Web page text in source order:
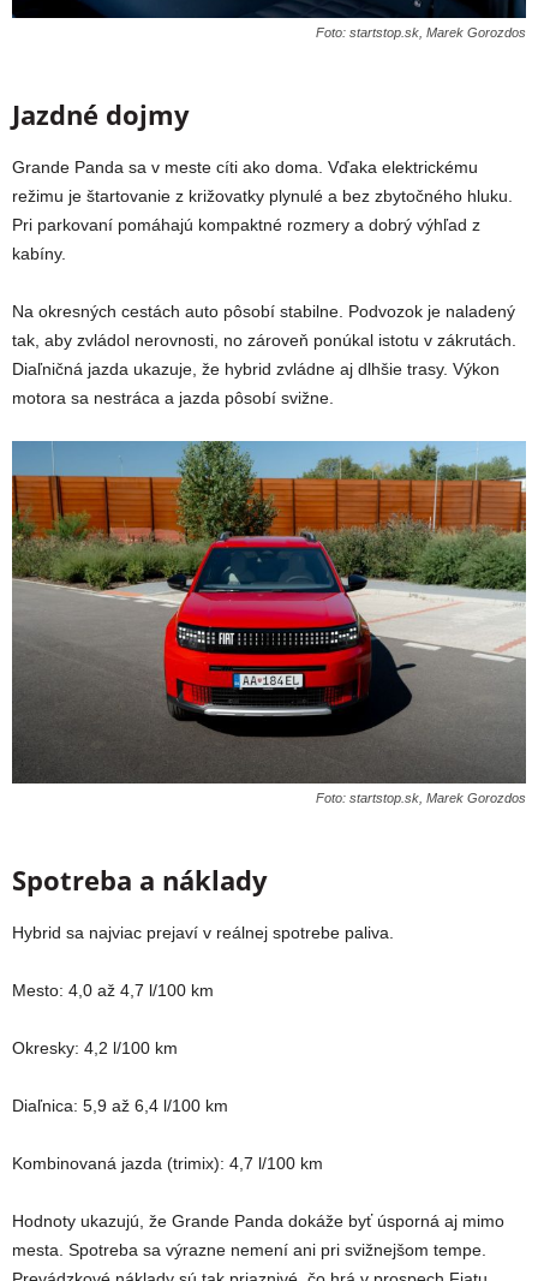
Foto: startstop.sk, Marek Gorozdos
Jazdné dojmy
Grande Panda sa v meste cíti ako doma. Vďaka elektrickému
režimu je štartovanie z križovatky plynulé a bez zbytočného hluku.
Pri parkovaní pomáhajú kompaktné rozmery a dobrý výhľad z
kabíny.
Na okresných cestách auto pôsobí stabilne. Podvozok je naladený
tak, aby zvládol nerovnosti, no zároveň ponúkal istotu v zákrutách.
Diaľničná jazda ukazuje, že hybrid zvládne aj dlhšie trasy. Výkon
motora sa nestráca a jazda pôsobí svižne.
Foto: startstop.sk, Marek Gorozdos
Spotreba a náklady
Hybrid sa najviac prejaví v reálnej spotrebe paliva.
Mesto: 4,0 až 4,7 l/100 km
Okresky: 4,2 l/100 km
Diaľnica: 5,9 až 6,4 l/100 km
Kombinovaná jazda (trimix): 4,7 l/100 km
Hodnoty ukazujú, že Grande Panda dokáže byť úsporná aj mimo
mesta. Spotreba sa výrazne nemení ani pri svižnejšom tempe.